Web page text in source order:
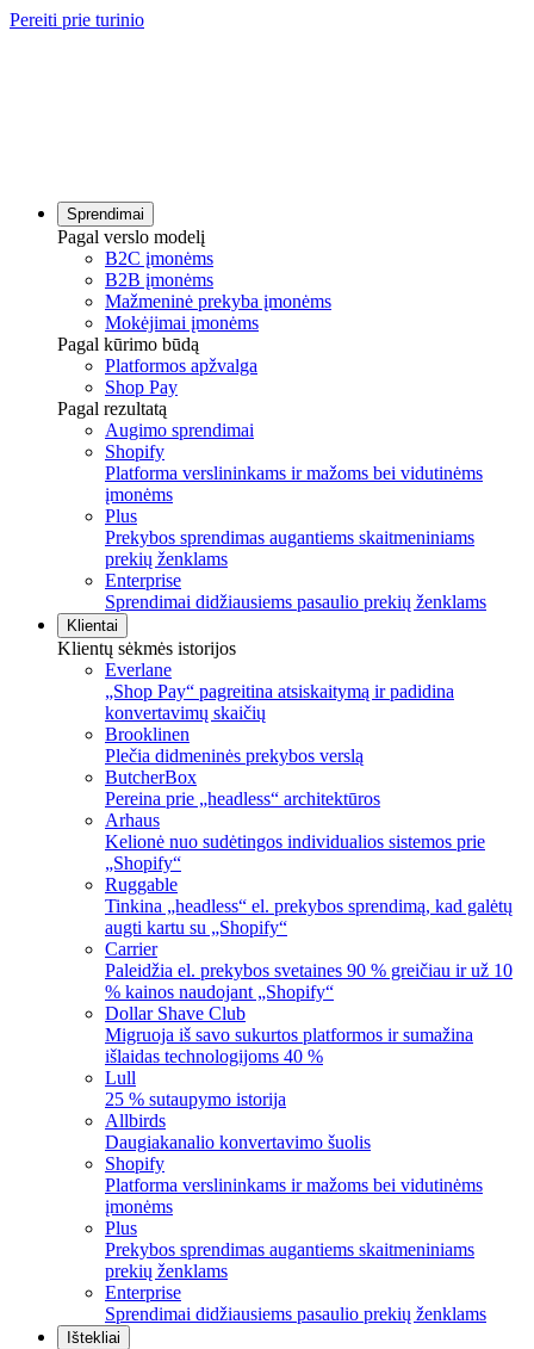
Pereiti prie turinio
Sprendimai
Pagal verslo modelį
B2C įmonėms
B2B įmonėms
Mažmeninė prekyba įmonėms
Mokėjimai įmonėms
Pagal kūrimo būdą
Platformos apžvalga
Shop Pay
Pagal rezultatą
Augimo sprendimai
Shopify
Platforma verslininkams ir mažoms bei vidutinėms
įmonėms
Plus
Prekybos sprendimas augantiems skaitmeniniams
prekių ženklams
Enterprise
Sprendimai didžiausiems pasaulio prekių ženklams
Klientai
Klientų sėkmės istorijos
Everlane
„Shop Pay“ pagreitina atsiskaitymą ir padidina
konvertavimų skaičių
Brooklinen
Plečia didmeninės prekybos verslą
ButcherBox
Pereina prie „headless“ architektūros
Arhaus
Kelionė nuo sudėtingos individualios sistemos prie
„Shopify“
Ruggable
Tinkina „headless“ el. prekybos sprendimą, kad galėtų
augti kartu su „Shopify“
Carrier
Paleidžia el. prekybos svetaines 90 % greičiau ir už 10
% kainos naudojant „Shopify“
Dollar Shave Club
Migruoja iš savo sukurtos platformos ir sumažina
išlaidas technologijoms 40 %
Lull
25 % sutaupymo istorija
Allbirds
Daugiakanalio konvertavimo šuolis
Shopify
Platforma verslininkams ir mažoms bei vidutinėms
įmonėms
Plus
Prekybos sprendimas augantiems skaitmeniniams
prekių ženklams
Enterprise
Sprendimai didžiausiems pasaulio prekių ženklams
Ištekliai